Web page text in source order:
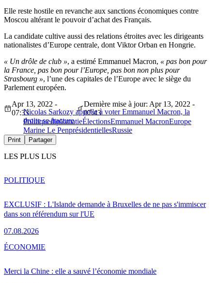
Elle reste hostile en revanche aux sanctions économiques contre
Moscou altérant le pouvoir d’achat des Français.
La candidate cultive aussi des relations étroites avec les dirigeants
nationalistes d’Europe centrale, dont Viktor Orban en Hongrie.
« Un drôle de club », a estimé Emmanuel Macron, « pas bon pour
la France, pas bon pour l’Europe, pas bon non plus pour
Strasbourg », l’une des capitales de l’Europe avec le siège du
Parlement européen.
Nicolas Sarkozy appelle à voter Emmanuel Macron, la
droite se fracture
Apr 13, 2022 -
07:33
Dernière mise à jour: Apr 13, 2022 -
07:43
PolitiquediplomatieÉlectionsEmmanuel MacronEurope
Marine Le PenprésidentiellesRussie
Print Partager
LES PLUS LUS
EXCLUSIF : L'Islande demande à Bruxelles de ne pas s'immiscer
dans son référendum sur l'UE
07.08.2026
POLITIQUE
Merci la Chine : elle a sauvé l’économie mondiale
ÉCONOMIE